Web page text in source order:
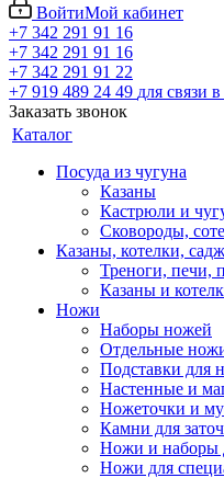
ВойтиМой кабинет
+7 342 291 91 16
+7 342 291 91 16
+7 342 291 91 22
+7 919 489 24 49 для связи
Заказать звонок
Каталог
Посуда из чугуна
Казаны
Кастрюли и
Сковороды,
Казаны, котелки,
Треноги, печи,
Казаны и
Ножи
Наборы ножей
Отдельные
Подставки для
Настенные и
Ножеточки и
Камни для
Ножи и наборы
Ножи для